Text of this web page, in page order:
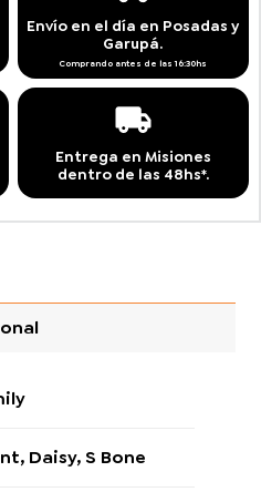
Envío en el día en Posadas y
Garupá.
Comprando antes de las 16:30hs
Entrega en Misiones
dentro de las 48hs*.
Daisy, S Bone